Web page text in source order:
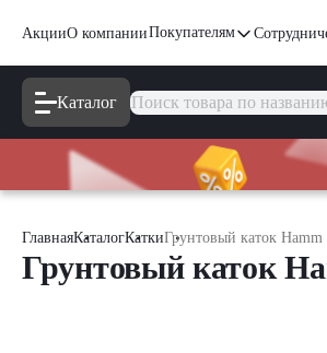
АкцииО компанииПокупателям
Каталог
ГлавнаяКаталогКаткиГрунтовый каток Hamm
Грунтовый каток